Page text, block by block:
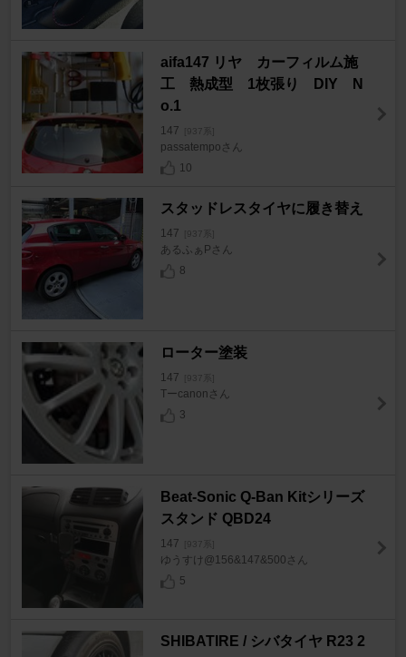
aifa147 リヤ カーフィルム施
工 熱成型 1枚張り DIY N
o.1
147 [937系]
passatempoさん
10
スタッドレスタイヤに履き替え
147 [937系]
あるふぁPさん
8
ローター塗装
147 [937系]
Tーcanonさん
3
Beat-Sonic Q-Ban Kitシリーズ
スタンド QBD24
147 [937系]
ゆうすけ@156&147&500さん
5
SHIBATIRE / シバタイヤ R23 2